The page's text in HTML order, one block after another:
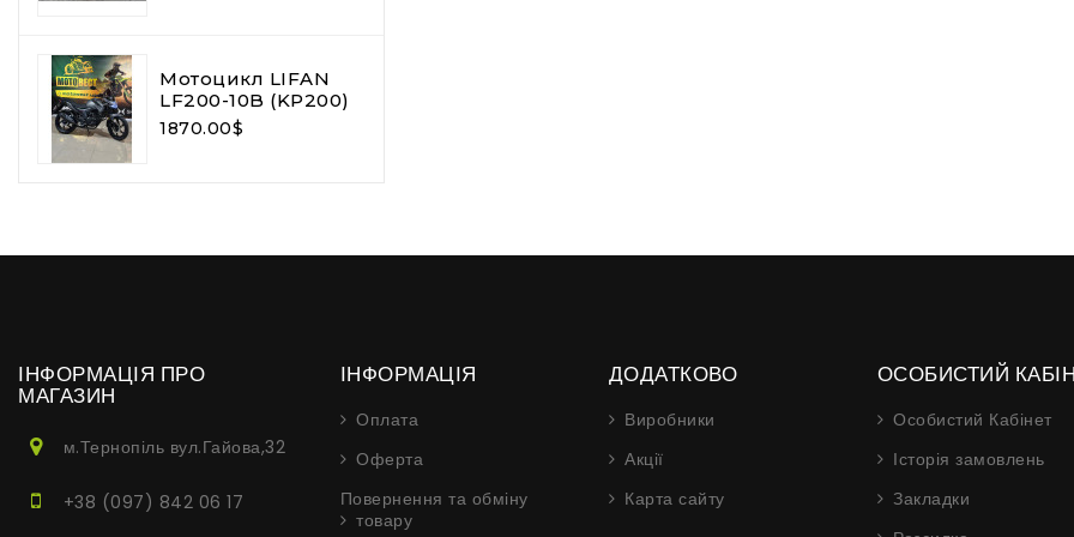
Мотоцикл LIFAN
LF200-10B (KP200)
1870.00$
ІНФОРМАЦІЯ ПРО
МАГАЗИН
м.Тернопіль вул.Гайова,32
+38 (097) 842 06 17
ІНФОРМАЦІЯ
Оплата
Оферта
Повернення та обміну
товару
ДОДАТКОВО
Виробники
Акції
Карта сайту
ОСОБИСТИЙ
Особистий Кабінет
Історія замовлень
Закладки